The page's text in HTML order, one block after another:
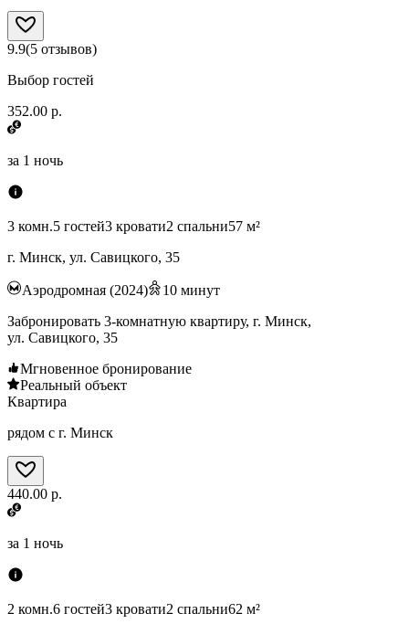
9.9(5 отзывов)
Выбор гостей
352.00 р.
за 1 ночь
3 комн.5 гостей3 кровати2 спальни57 м²
г. Минск, ул. Савицкого, 35
Аэродромная (2024) 10 минут
Забронировать 3-комнатную квартиру, г. Минск,
ул. Савицкого, 35
Мгновенное бронирование
Реальный объект
Квартира
рядом с г. Минск
440.00 р.
за 1 ночь
2 комн.6 гостей3 кровати2 спальни62 м²